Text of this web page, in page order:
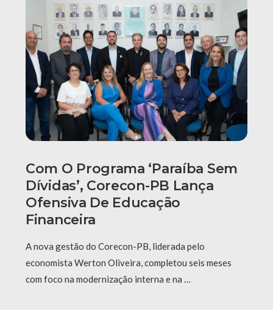
Com O Programa ‘Paraíba Sem
Dívidas’, Corecon-PB Lança
Ofensiva De Educação
Financeira
A nova gestão do Corecon-PB, liderada pelo
economista Werton Oliveira, completou seis meses
com foco na modernização interna e na …